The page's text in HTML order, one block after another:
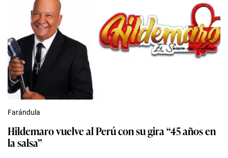
Farándula
Hildemaro vuelve al Perú con su gira “45 años en
la salsa”